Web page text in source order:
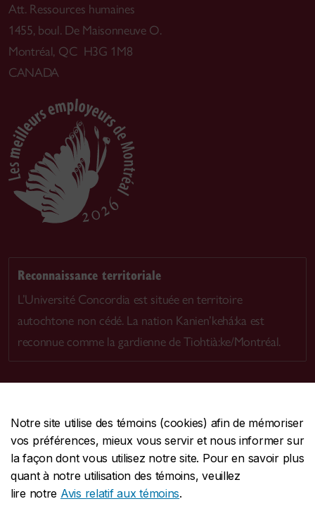
Notre site utilise des témoins (cookies) afin de mémoriser
vos préférences, mieux vous servir et nous informer sur
la façon dont vous utilisez notre site. Pour en savoir plus
quant à notre utilisation des témoins, veuillez
lire notre Avis relatif aux témoins.
Att. Ressources humaines
1455, boul. De Maisonneuve O.
Montréal, QC H3G 1M8
CANADA
Reconnaissance territoriale
L’Université Concordia est située en territoire
autochtone non cédé. La nation Kanien’kehá:ka est
reconnue comme la gardienne de Tiohtià:ke/Montréal.
CENTRALE514-848-2424
URGENCE514-848-3717
Protection et prévention | Accessibilité | Confidentialité
Conditions d'utilisation | Gérer les témoins